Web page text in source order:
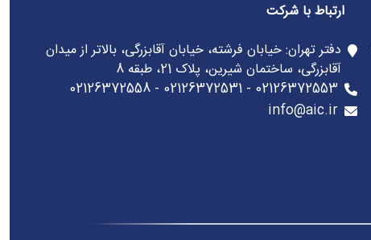
ارتباط با شرکت
دفتر تهران: خیابان فرشته، خیابان آقابزرگی، بالاتر از میدان
آقابزرگی، ساختمان شیرین، پلاک 21، طبقه 8
02126372553 - 02126372531 - 02126372558
info@aic.ir